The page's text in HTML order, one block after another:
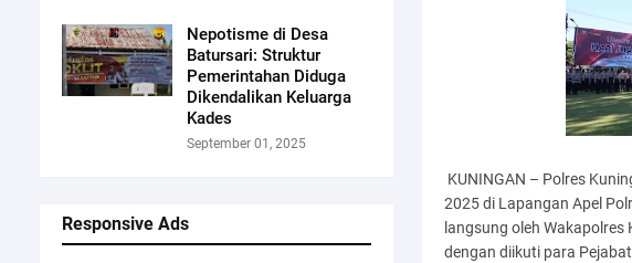
Nepotisme di Desa
Batursari: Struktur
Pemerintahan Diduga
Dikendalikan Keluarga
Kades
September 01, 2025
Responsive Ads
KUNINGAN – Polres
2025 di Lapangan Apel
langsung oleh Wakapolres
dengan diikuti para